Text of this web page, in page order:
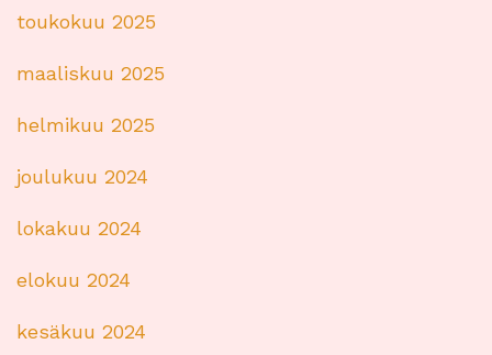
toukokuu 2025
maaliskuu 2025
helmikuu 2025
joulukuu 2024
lokakuu 2024
elokuu 2024
kesäkuu 2024